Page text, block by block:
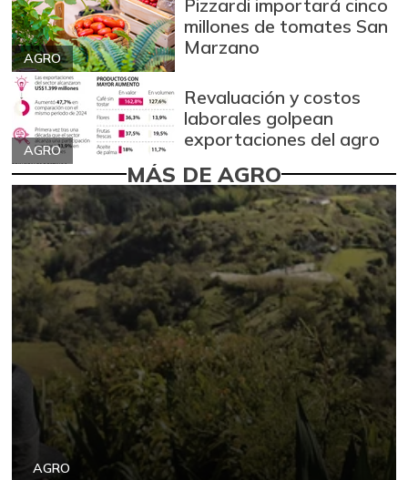
AGRO
Pizzardi importará cinco
millones de tomates San
Marzano
AGRO
Revaluación y costos
laborales golpean
exportaciones del agro
MÁS DE AGRO
AGRO